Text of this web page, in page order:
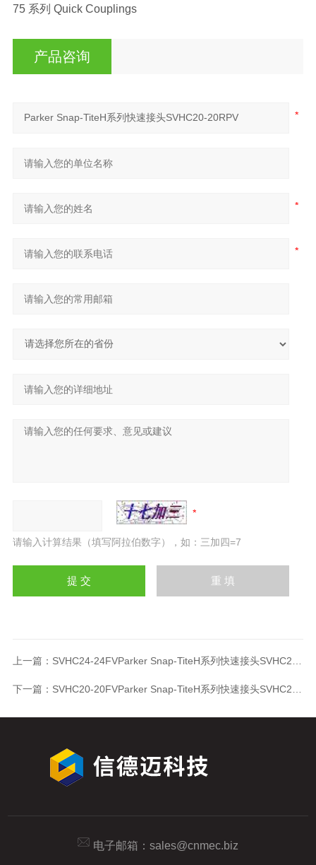
75 系列 Quick Couplings
产品咨询
请输入计算结果（填写阿拉伯数字），如：三加四=7
上一篇： SVHC24-24FVParker Snap-TiteH系列快速接头SVHC24-24FV
下一篇： SVHC20-20FVParker Snap-TiteH系列快速接头SVHC20-20FV
电子邮箱： sales@cnmec.biz